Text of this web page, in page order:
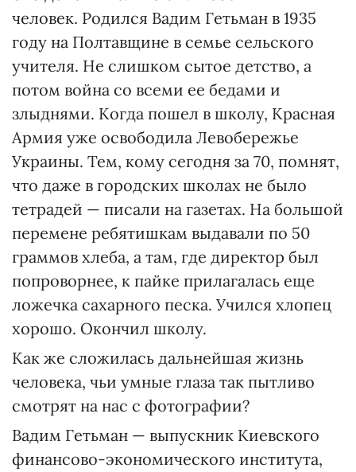
человек. Родился Вадим Гетьман в 1935
году на Полтавщине в семье сельского
учителя. Не слишком сытое детство, а
потом война со всеми ее бедами и
злыднями. Когда пошел в школу, Красная
Армия уже освободила Левобережье
Украины. Тем, кому сегодня за 70, помнят,
что даже в городских школах не было
тетрадей — писали на газетах. На большой
перемене ребятишкам выдавали по 50
граммов хлеба, а там, где директор был
попроворнее, к пайке прилагалась еще
ложечка сахарного песка. Учился хлопец
хорошо. Окончил школу.
Как же сложилась дальнейшая жизнь
человека, чьи умные глаза так пытливо
смотрят на нас с фотографии?
Вадим Гетьман — выпускник Киевского
финансово-экономического института,